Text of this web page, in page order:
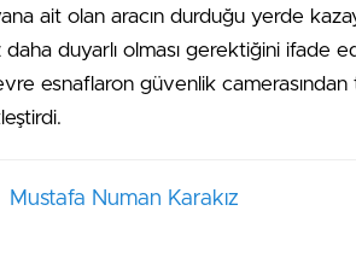
ait olan aracın durduğu yerde
duyarlı olması gerektiğini ifade
esnaflaron güvenlik
Mustafa Numan Karakız